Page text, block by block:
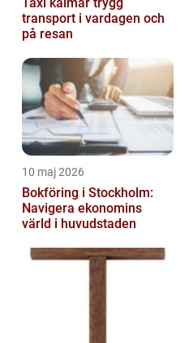
transport i vardagen och
på resan
10 maj 2026
Bokföring i Stockholm:
Navigera ekonomins
värld i huvudstaden